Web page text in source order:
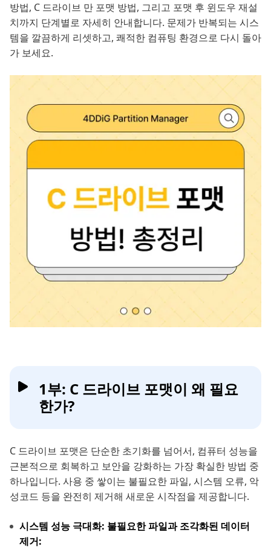
방법, C 드라이브 만 포맷 방법, 그리고 포맷 후 윈도우 재설
치까지 단계별로 자세히 안내합니다. 문제가 반복되는 시스
템을 깔끔하게 리셋하고, 쾌적한 컴퓨팅 환경으로 다시 돌아
가 보세요.
1부: C 드라이브 포맷이 왜 필요
한가?
C 드라이브 포맷은 단순한 초기화를 넘어서, 컴퓨터 성능을
근본적으로 회복하고 보안을 강화하는 가장 확실한 방법 중
하나입니다. 사용 중 쌓이는 불필요한 파일, 시스템 오류, 악
성코드 등을 완전히 제거해 새로운 시작점을 제공합니다.
시스템 성능 극대화: 불필요한 파일과 조각화된 데이터
제거: